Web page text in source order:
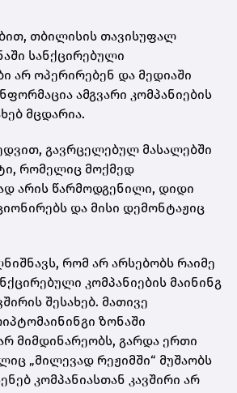
თბილისის თავისუფალ
სანქცირებული
არ ოპერირებენ და მედიაში
ამგვარი კომპანიების
მცდარია.
გავრცელებულ მასალებში
რომელიც მოქმედ
არის წარმოდგენილი, დიდი
და მისი დემონტაჟიც
რომ არ არსებობს რაიმე
კომპანიების მაინინგ
შესახებ. მათივე
ზონაში
მიმდინარეობს, გარდა ერთი
„მილევად რეჟიმში“ მუშაობს
კომპანიასთან კავშირი არ